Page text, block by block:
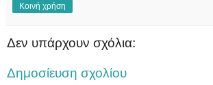
Κοινή χρήση
Δεν υπάρχουν σχόλια:
Δημοσίευση σχολίου